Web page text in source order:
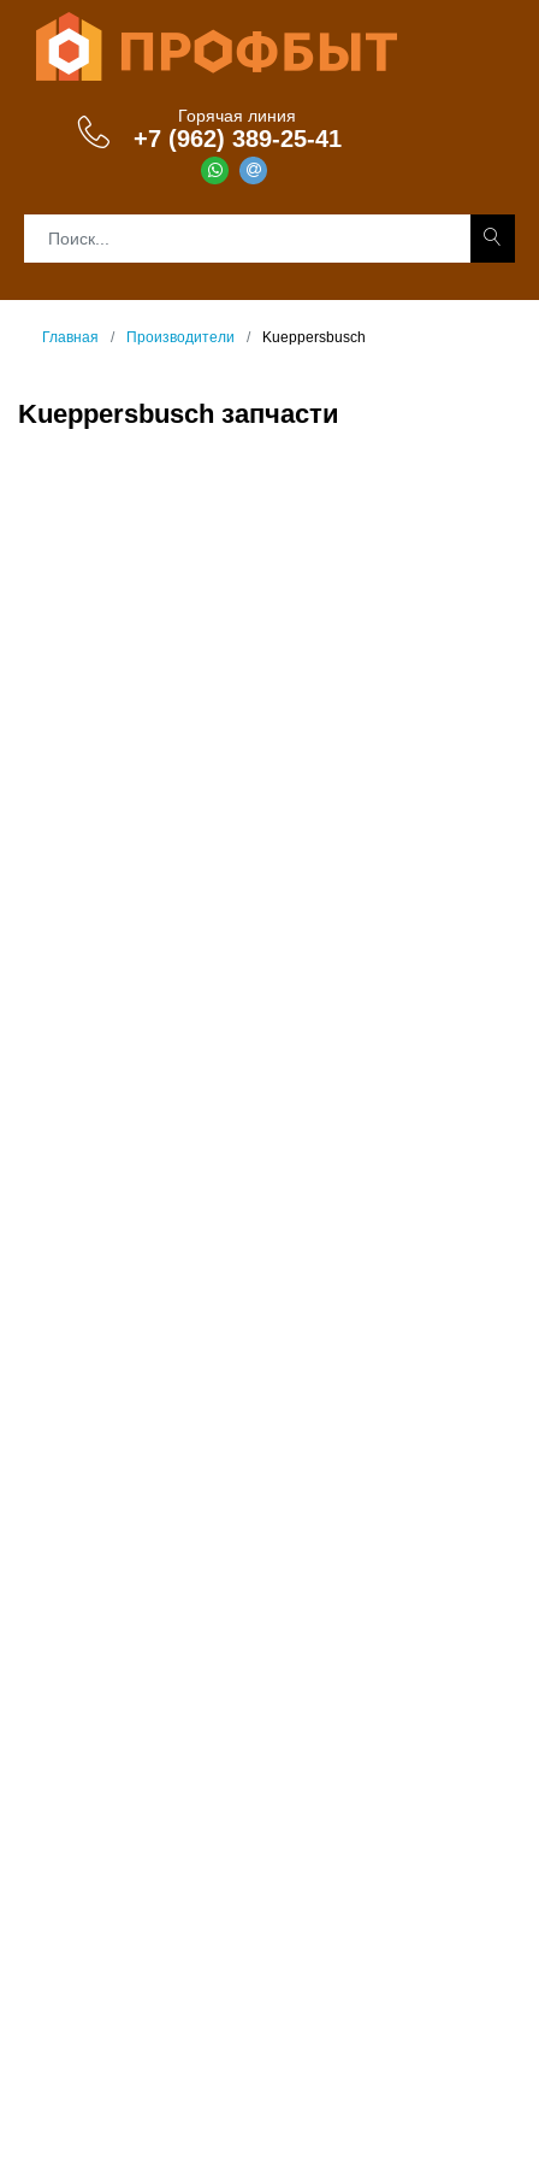
Горячая линия
+7 (962) 389-25-41
Главная Производители Kueppersbusch
Kueppersbusch запчасти